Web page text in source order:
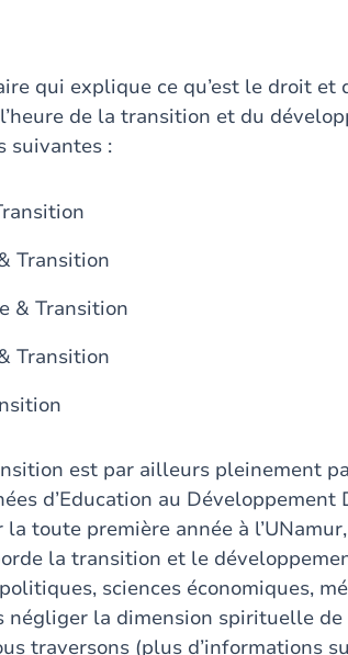
qui explique ce qu’est le droit
de la transition et du
suivantes :
Transition
& Transition
Transition
est par ailleurs pleinement
d’Education au
la toute première année à
la transition et le
sciences économiques,
négliger la dimension spirituelle
traversons (plus d’informations